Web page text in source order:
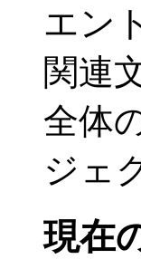
エン
関連
全体
ジェ
現在